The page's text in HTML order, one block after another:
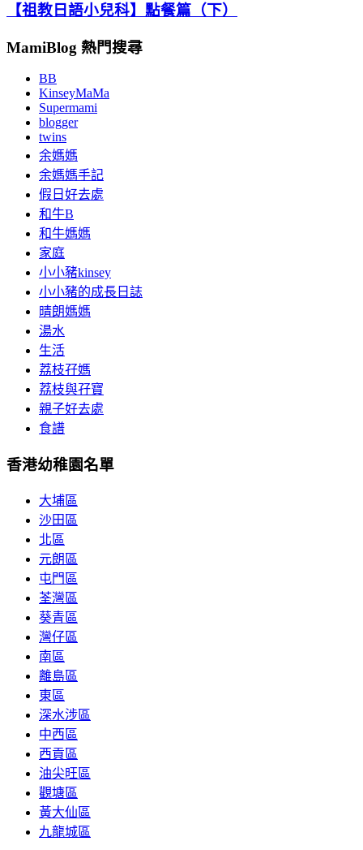
【祖教日語小兒科】點餐篇（下）
MamiBlog 熱門搜尋
BB
KinseyMaMa
Supermami
blogger
twins
余媽媽
余媽媽手記
假日好去處
和牛B
和牛媽媽
家庭
小小豬kinsey
小小豬的成長日誌
晴朗媽媽
湯水
生活
荔枝孖媽
荔枝與孖寶
親子好去處
食譜
香港幼稚園名單
大埔區
沙田區
北區
元朗區
屯門區
荃灣區
葵青區
灣仔區
南區
離島區
東區
深水涉區
中西區
西貢區
油尖旺區
觀塘區
黃大仙區
九龍城區